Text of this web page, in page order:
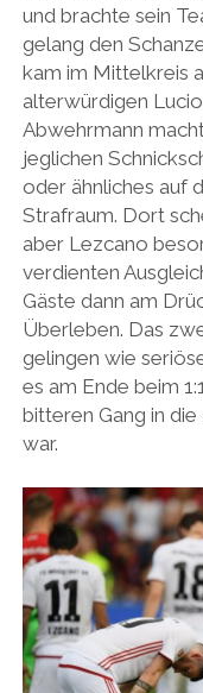
und brachte sein
gelang den
kam im Mittelkreis
alterwürdigen
Abwehrmann
jeglichen
oder ähnliches auf
Strafraum. Dort
aber Lezcano
verdienten
Gäste dann am
Überleben. Das
gelingen wie
es am Ende beim
bitteren Gang in
war.